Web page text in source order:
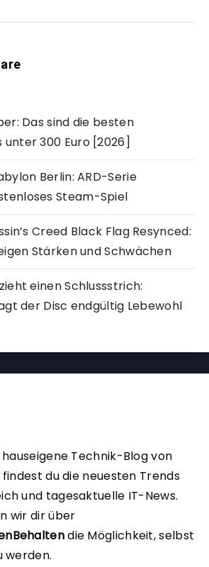
Das sind die besten
300 Euro [2026]
Berlin: ARD-Serie
Steam-Spiel
Creed Black Flag Resynced:
Stärken und Schwächen
einen Schlussstrich:
der Disc endgültig Lebewohl
Technik-Blog von
findest du die neuesten Trends
und tagesaktuelle IT-News.
wir dir über
die Möglichkeit, selbst
werden.